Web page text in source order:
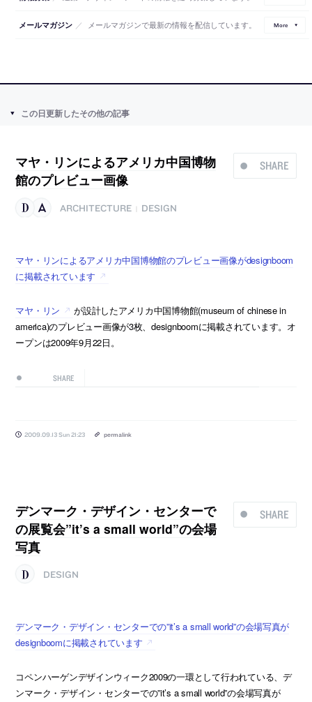
メールマガジン ／ メールマガジンで最新の情報を配信しています。 More
この日更新したその他の記事
SHARE
マヤ・リンによるアメリカ中国博物
館のプレビュー画像
ARCHITECTURE DESIGN
マヤ・リンによるアメリカ中国博物館のプレビュー画像がdesignboom
に掲載されています
マヤ・リン
が設計したアメリカ中国博物館(museum of chinese in
america)のプレビュー画像が3枚、designboomに掲載されています。オ
ープンは2009年9月22日。
SHARE
2009.09.13 Sun 21:23 permalink
SHARE
デンマーク・デザイン・センターで
の展覧会”it’s a small world”の会場
写真
DESIGN
デンマーク・デザイン・センターでの”it’s a small world”の会場写真が
designboomに掲載されています
コペンハーゲンデザインウィーク2009の一環として行われている、デ
ンマーク・デザイン・センターでの”it’s a small world”の会場写真が